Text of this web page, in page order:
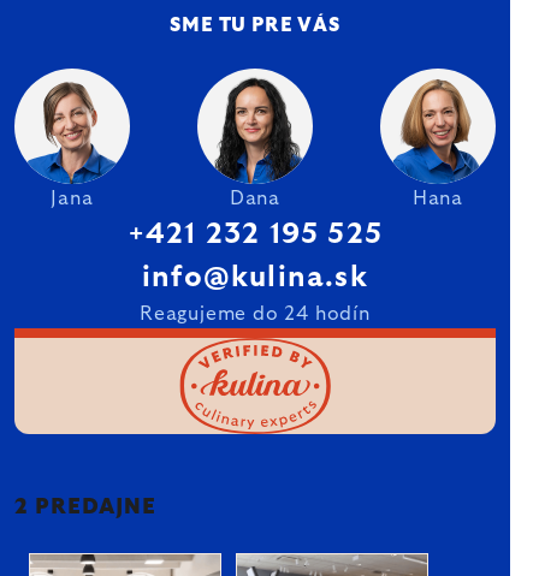
SME TU PRE VÁS
Jana Dana Hana
+421 232 195 525
info@kulina.sk
Reagujeme do 24 hodín
2 PREDAJNE